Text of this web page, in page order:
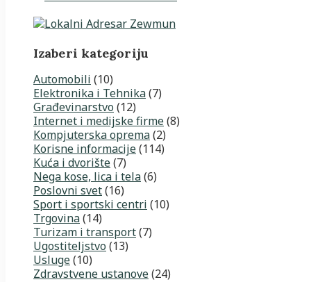
Izaberi kategoriju
Automobili (10)
Elektronika i Tehnika(7)
Građevinarstvo (12)
Internet i medijske firme(8)
Kompjuterska oprema(2)
Korisne informacije(114)
Kuća i dvorište(7)
Nega kose, lica i tela(6)
Poslovni svet(16)
Sport i sportski centri (10)
Trgovina(14)
Turizam i transport(7)
Ugostiteljstvo (13)
Usluge(10)
Zdravstvene ustanove(24)